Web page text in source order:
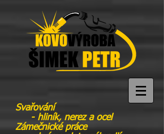
Svařování
- hliník, nerez a ocel
Zámečnické práce